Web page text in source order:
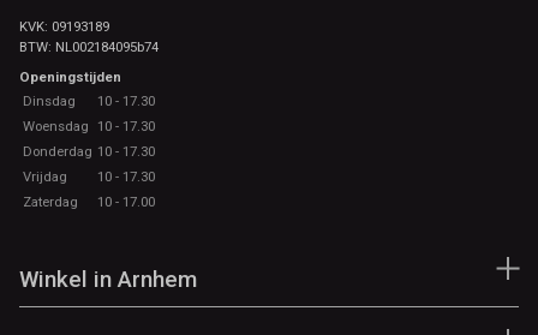
KVK: 09193189
BTW: NL002184095b74
Openingstijden
Dinsdag
10 - 17.30
Woensdag
10 - 17.30
Donderdag 10 - 17.30
Vrijdag
10 - 17.30
Zaterdag
10 - 17.00
Winkel in Arnhem